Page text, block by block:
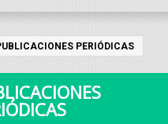
PERIÓDICAS